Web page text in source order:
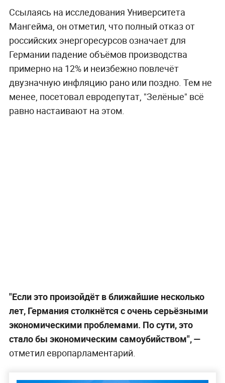
Ссылаясь на исследования Университета
Мангейма, он отметил, что полный отказ от
российских энергоресурсов означает для
Германии падение объёмов производства
примерно на 12% и неизбежно повлечёт
двузначную инфляцию рано или поздно. Тем не
менее, посетовал евродепутат, "Зелёные" всё
равно настаивают на этом.
"Если это произойдёт в ближайшие несколько
лет, Германия столкнётся с очень серьёзными
экономическими проблемами. По сути, это
стало бы экономическим самоубийством", —
отметил европарламентарий.